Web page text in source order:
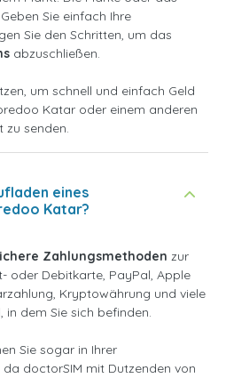
Sie einfach Ihre
Sie den Schritten, um das
abzuschließen.
um schnell und einfach Geld
Katar oder einem anderen
zu senden.
eines
Katar?
Zahlungsmethoden zur
oder Debitkarte, PayPal, Apple
Kryptowährung und viele
dem Sie sich befinden.
Sie sogar in Ihrer
doctorSIM mit Dutzenden von